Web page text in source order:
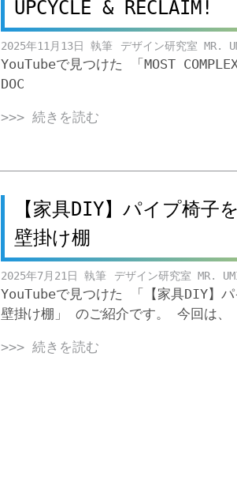
UPCYCLE & RECLAIM!
2025年11月13日 デザイン研究室 MR.
YouTubeで見つけた 「MOST
DOC
>>> 続きを読む
【家具DIY】パイプ椅子
壁掛け棚
2025年7月21日 デザイン研究室 MR.
YouTubeで見つけた 「【家具DIY】
壁掛け棚」 のご紹介です。 今回は、
>>> 続きを読む